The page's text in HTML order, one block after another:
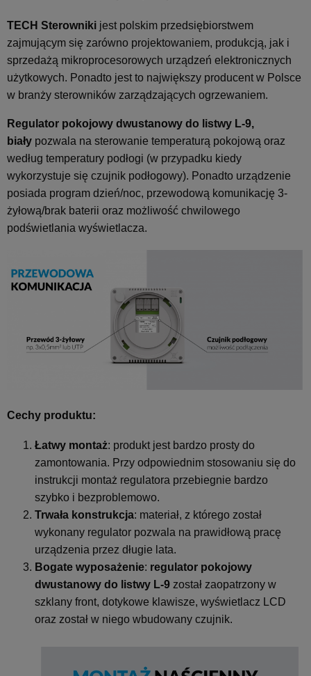
TECH Sterowniki jest polskim przedsiębiorstwem
zajmującym się zarówno projektowaniem, produkcją, jak i
sprzedażą mikroprocesorowych urządzeń elektronicznych
użytkowych. Ponadto jest to największy producent w Polsce
w branży sterowników zarządzających ogrzewaniem.
Regulator pokojowy dwustanowy do listwy L-9,
biały pozwala na sterowanie temperaturą pokojową oraz
według temperatury podłogi (w przypadku kiedy
wykorzystuje się czujnik podłogowy). Ponadto urządzenie
posiada program dzień/noc, przewodową komunikację 3-
żyłową/brak baterii oraz możliwość chwilowego
podświetlania wyświetlacza.
Cechy produktu:
Łatwy montaż: produkt jest bardzo prosty do
zamontowania. Przy odpowiednim stosowaniu się do
instrukcji montaż regulatora przebiegnie bardzo
szybko i bezproblemowo.
Trwała konstrukcja: materiał, z którego został
wykonany regulator pozwala na prawidłową pracę
urządzenia przez długie lata.
Bogate wyposażenie: regulator pokojowy
dwustanowy do listwy L-9 został zaopatrzony w
szklany front, dotykowe klawisze, wyświetlacz LCD
oraz został w niego wbudowany czujnik.